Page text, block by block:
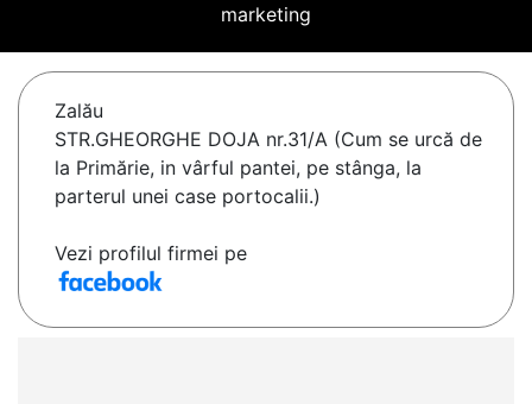
marketing
Zalău
STR.GHEORGHE DOJA nr.31/A (Cum se urcă de
la Primărie, in vârful pantei, pe stânga, la
parterul unei case portocalii.)
Vezi profilul firmei pe